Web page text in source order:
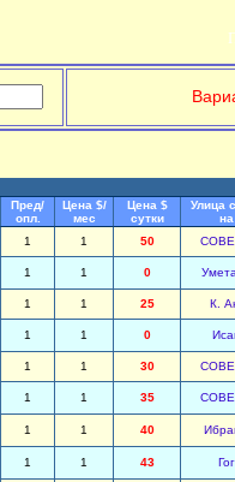
Пред/
опл.
Цена $/
мес
Цена $
сутки
Улица
1 1 50
1 1 0
1 1 25 К.
1 1 0
1 1 30
1 1 35
1 1 40
1 1 43